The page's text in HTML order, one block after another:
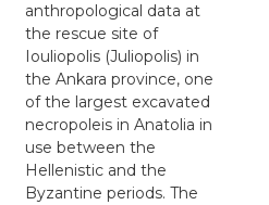
anthropological data at
the rescue site of
Iouliopolis (Juliopolis) in
the Ankara province, one
of the largest excavated
necropoleis in Anatolia in
use between the
Hellenistic and the
Byzantine periods. The